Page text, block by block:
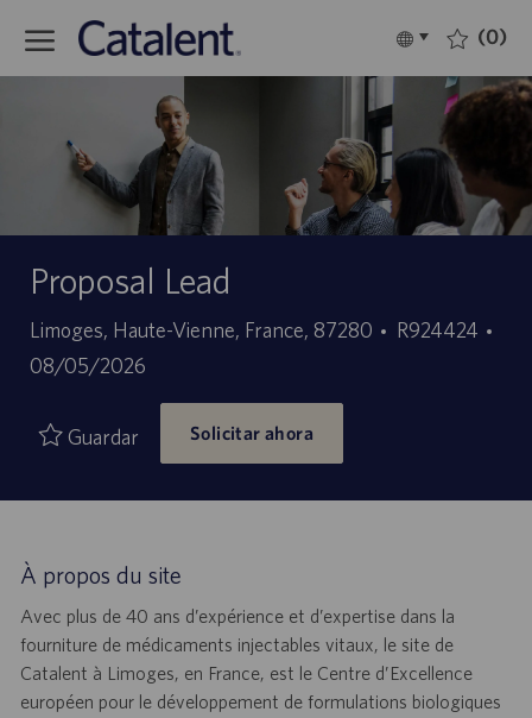
Language
selected
Español (0)
Proposal Lead
Ubicación
Limoges, Haute-Vienne, France, 87280
ID
R924424
08/05/2026
Guardar Solicitar ahora
À propos du site
Avec plus de 40 ans d’expérience et d’expertise dans la
fourniture de médicaments injectables vitaux, le site de
Catalent à Limoges, en France, est le Centre d’Excellence
européen pour le développement de formulations biologiques